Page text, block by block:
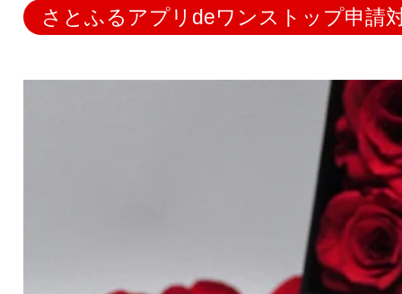
さとふるアプリdeワンストップ申請